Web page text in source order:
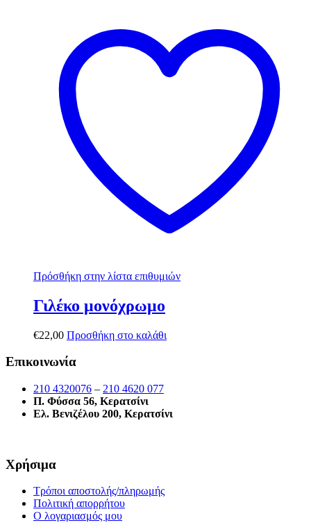
Πρόσθήκη στην λίστα επιθυμιών
Γιλέκο μονόχρωμο
€22,00 Προσθήκη στο καλάθι
Επικοινωνία
210 4320076 – 210 4620 077
Π. Φύσσα 56, Κερατσίνι
Ελ. Βενιζέλου 200, Κερατσίνι
Χρήσιμα
Τρόποι αποστολής/πληρωμής
Πολιτική απορρήτου
Ο λογαριασμός μου